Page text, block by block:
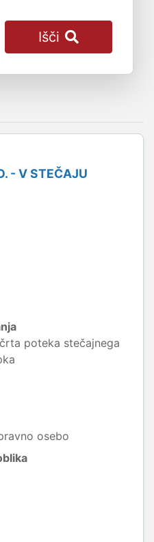
Išči
- V STEČAJU
poteka stečajnega
osebo